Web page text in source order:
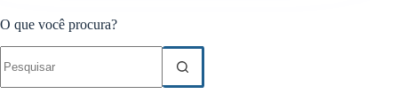
O que você procura?
resultados